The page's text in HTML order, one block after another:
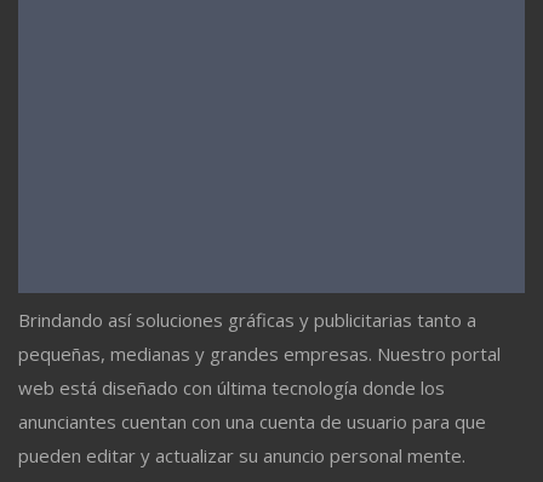
Brindando así soluciones gráficas y publicitarias tanto a
pequeñas, medianas y grandes empresas. Nuestro portal
web está diseñado con última tecnología donde los
anunciantes cuentan con una cuenta de usuario para que
pueden editar y actualizar su anuncio personal mente.